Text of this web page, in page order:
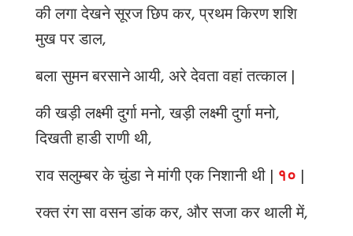
की लगा देखने सूरज छिप कर, प्रथम किरण शशि
मुख पर डाल,
बला सुमन बरसाने आयी, अरे देवता वहां तत्काल |
की खड़ी लक्ष्मी दुर्गा मनो, खड़ी लक्ष्मी दुर्गा मनो,
दिखती हाडी राणी थी,
राव सलुम्बर के चुंडा ने मांगी एक निशानी थी | १० |
रक्त रंग सा वसन डांक कर, और सजा कर थाली में,